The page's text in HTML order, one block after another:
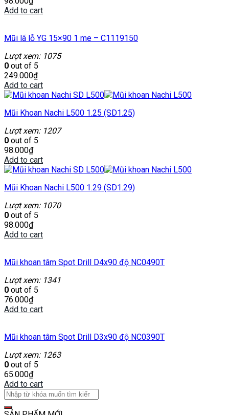
Add to cart
Mũi lã lỗ YG 15×90 1 me – C1119150
Lượt xem: 1075
0 out of 5
249.000₫
Add to cart
Mũi Khoan Nachi L500 1.25 (SD1.25)
Lượt xem: 1207
0 out of 5
98.000₫
Add to cart
Mũi Khoan Nachi L500 1.29 (SD1.29)
Lượt xem: 1070
0 out of 5
98.000₫
Add to cart
Mũi khoan tâm Spot Drill D4x90 độ NC0490T
Lượt xem: 1341
0 out of 5
76.000₫
Add to cart
Mũi khoan tâm Spot Drill D3x90 độ NC0390T
Lượt xem: 1263
0 out of 5
65.000₫
Add to cart